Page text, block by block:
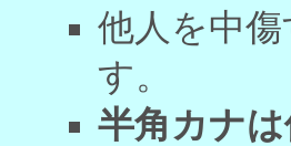
他人を中
す。
半角カナ